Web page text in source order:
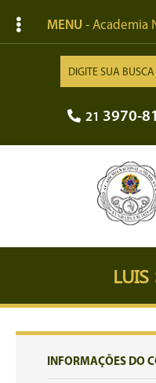
MENU - Academia
21 3970-
INFORMAÇÕES DO